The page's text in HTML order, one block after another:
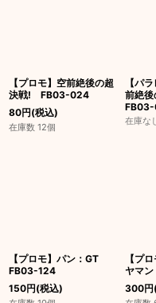
【プロモ】空前絶後の超
決戦! FB03-024
80円(税込)
在庫数 12個
【パ
前絶
在庫な
【プロモ】パン：GT
FB03-124
150円(税込)
【プ
ヤマ
300円